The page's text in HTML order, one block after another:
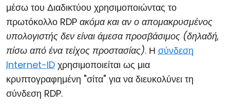
μέσω του Διαδικτύου χρησιμοποιώντας το
πρωτόκολλο RDP ακόμα και αν ο απομακρυσμένος
υπολογιστής δεν είναι άμεσα προσβάσιμος (δηλαδή,
πίσω από ένα τείχος προστασίας). Η σύνδεση
Internet-ID χρησιμοποιείται ως μια
κρυπτογραφημένη "σίτα" για να διευκολύνει τη
σύνδεση RDP.
Υποστήριξη Active Directory
Διαμόρφωση MSI
Cloud & Τοπική Εγκατάσταση